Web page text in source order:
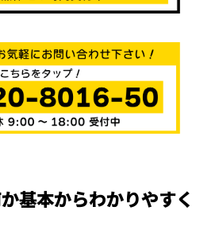
基本からわかりやすく